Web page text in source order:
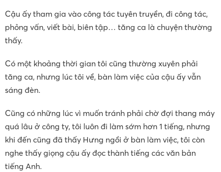
Cậu ấy tham gia vào công tác tuyên truyền, đi công tác,
phỏng vấn, viết bài, biên tập… tăng ca là chuyện thường
thấy.
Có một khoảng thời gian tôi cũng thường xuyên phải
tăng ca, nhưng lúc tôi về, bàn làm việc của cậu ấy vẫn
sáng đèn.
Cũng có những lúc vì muốn tránh phải chờ đợi thang máy
quá lâu ở công ty, tôi luôn đi làm sớm hơn 1 tiếng, nhưng
khi đến cũng đã thấy Hưng ngồi ở bàn làm việc, tôi còn
nghe thấy giọng cậu ấy đọc thành tiếng các văn bản
tiếng Anh.